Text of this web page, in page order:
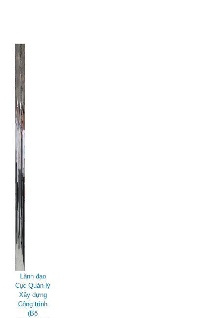
Lãnh đạo
Cục Quản lý
Xây dựng
Công trình
(Bộ